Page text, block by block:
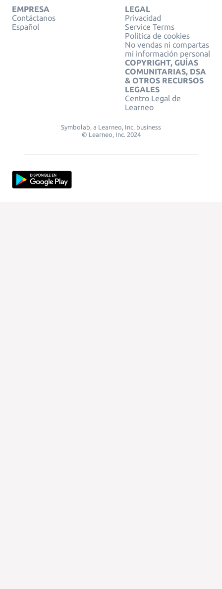
EMPRESA
Contáctanos
Español
LEGAL
Privacidad
Service Terms
Política de cookies
No vendas ni compartas
mi información personal
COPYRIGHT, GUÍAS
COMUNITARIAS, DSA
& OTROS RECURSOS
LEGALES
Centro Legal de
Learneo
Symbolab, a Learneo, Inc. business
© Learneo, Inc. 2024